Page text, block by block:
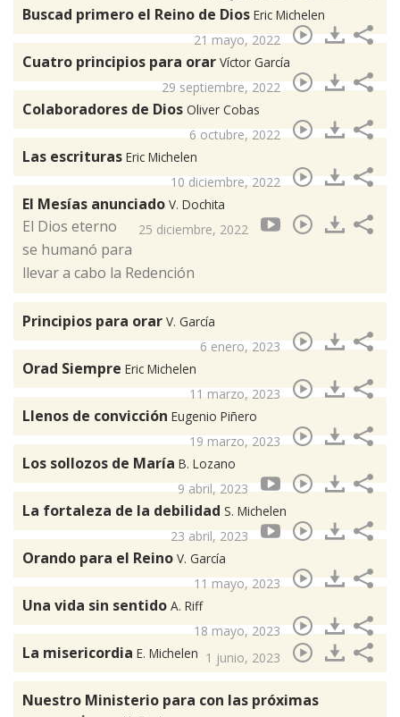
Buscad primero el Reino de Dios Eric Michelen
21 mayo, 2022
Cuatro principios para orar Víctor García
29 septiembre, 2022
Colaboradores de Dios Oliver Cobas
6 octubre, 2022
Las escrituras Eric Michelen
10 diciembre, 2022
El Mesías anunciado V. Dochita
25 diciembre, 2022
El Dios eterno
se humanó para
llevar a cabo la Redención
Principios para orar V. García
6 enero, 2023
Orad Siempre Eric Michelen
11 marzo, 2023
Llenos de convicción Eugenio Piñero
19 marzo, 2023
Los sollozos de María B. Lozano
9 abril, 2023
La fortaleza de la debilidad S. Michelen
23 abril, 2023
Orando para el Reino V. García
11 mayo, 2023
Una vida sin sentido A. Riff
18 mayo, 2023
La misericordia E. Michelen 1 junio, 2023
Nuestro Ministerio para con las próximas